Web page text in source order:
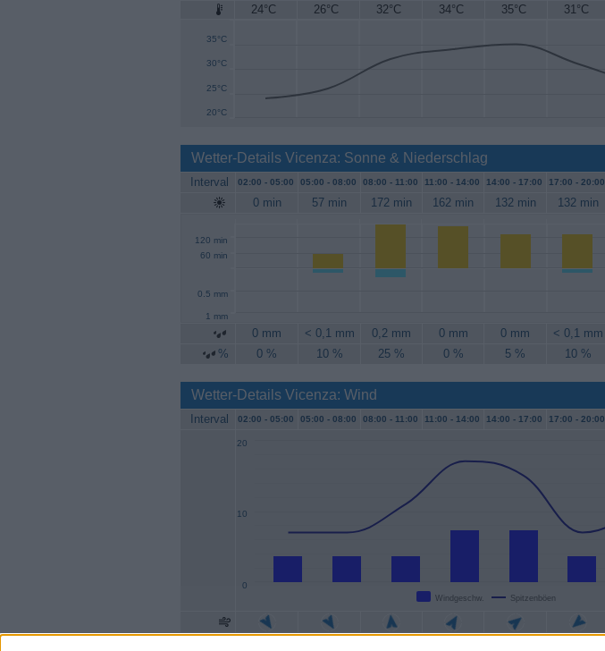
24°C 26°C 32°C 34°C 35°C 31°C
20°C
25°C
30°C
35°C
40°C
Wetter-Details Vicenza: Sonne & Niederschlag
Interval 02:00 - 05:00 05:00 - 08:00 08:00 - 11:00 11:00 - 14:00 14:00 - 17:00 17:00 - 20:00
0 min 57 min 172 min 162 min 132 min 132 min
60 min
120 min
0.5 mm
1 mm
0 mm < 0,1 mm 0,2 mm 0 mm 0 mm < 0,1 mm
%
0 % 10 % 25 % 0 % 5 % 10 %
Wetter-Details Vicenza: Wind
Interval 02:00 - 05:00 05:00 - 08:00 08:00 - 11:00 11:00 - 14:00 14:00 - 17:00 17:00 - 20:00
Windgeschw. Spitzenböen
0
10
20